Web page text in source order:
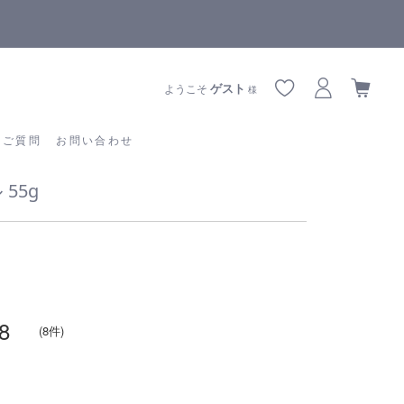
質問 お問い合わせ
ようこそゲスト 様
あるご質問
55g
(8件)